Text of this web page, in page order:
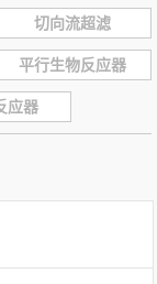
切向流超滤
平行生物反应器
应器